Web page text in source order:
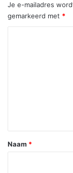
Je e-mailadres
gemarkeerd met *
*
Naam *